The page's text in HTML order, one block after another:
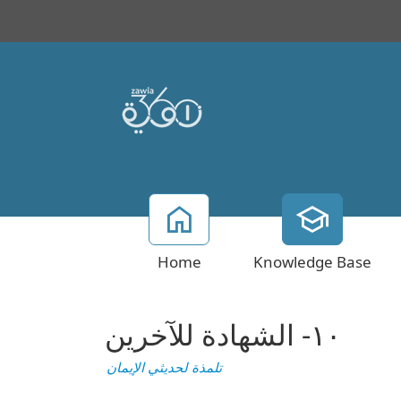
Home Knowledge Base
١٠- الشهادة للآخرين
تلمذة لحديثي الإيمان